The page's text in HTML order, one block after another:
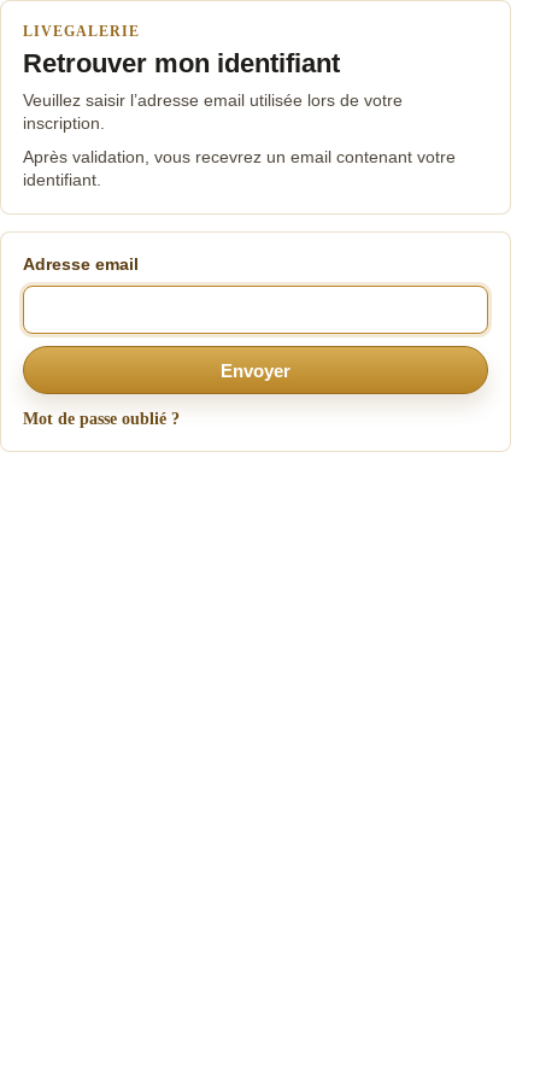
LIVEGALERIE
Retrouver mon identifiant
Veuillez saisir l’adresse email utilisée lors de votre
inscription.
Après validation, vous recevrez un email contenant votre
identifiant.
Adresse email
Envoyer
Mot de passe oublié ?